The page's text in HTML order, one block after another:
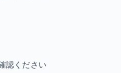
認ください